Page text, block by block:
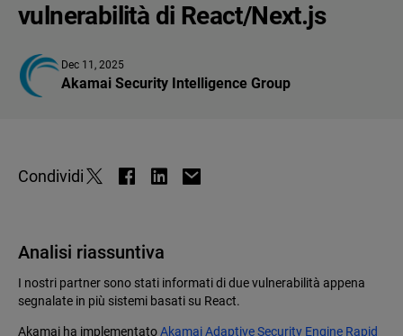
vulnerabilità di React/Next.js
Dec 11, 2025
Akamai Security Intelligence Group
Condividi
Analisi riassuntiva
I nostri partner sono stati informati di due vulnerabilità appena
segnalate in più sistemi basati su React.
Akamai ha implementatoAkamai Adaptive Security Engine Rapid